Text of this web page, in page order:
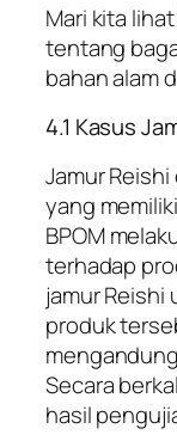
Mari kita
tentang
bahan alam
4.1 Kasus
Jamur
yang
BPOM
terhadap
jamur Reishi
produk
Secara
hasil